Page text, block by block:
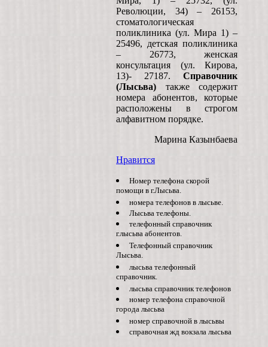
Революции, 34) – 26153,
стоматологическая
поликлиника (ул. Мира 1) –
25496, детская поликлиника
– 26773, женская
консультация (ул. Кирова,
13)- 27187. Справочник
(Лысьва) также содержит
номера абонентов, которые
расположены в строгом
алфавитном порядке.
Марина Казынбаева
Нравится
Номер телефона скорой
помощи в г.Лысьва.
номера телефонов в лысьве.
Лысьва телефоны.
телефонный справочник
г.лысьва абонентов.
Телефонный справочник
Лысьва.
лысьва телефонный
справочник.
лысьва справочник телефонов
номер телефона справочной
города лысьва
номер справочной в лысьвы
справочная жд вокзала лысьва